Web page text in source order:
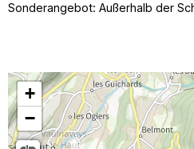
Sonderangebot: Außerhalb der
+
−